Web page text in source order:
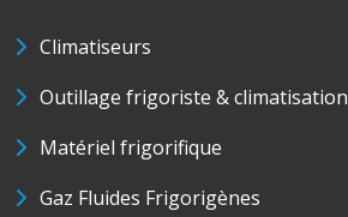
Climatiseurs
Outillage frigoriste & climatisation
Matériel frigorifique
Gaz Fluides Frigorigènes